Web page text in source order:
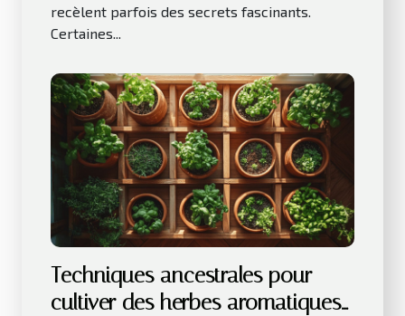
recèlent parfois des secrets fascinants.
Certaines...
Techniques ancestrales pour
cultiver des herbes aromatiques